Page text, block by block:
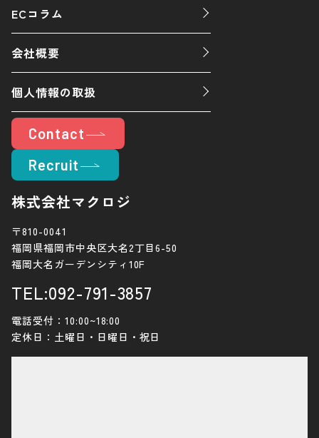
ECコラム
会社概要
個人情報の取扱
Contact
Recruit
株式会社マクロジ
〒810-0041
福岡県福岡市中央区大名2丁目6-50
福岡大名ガーデンシティ10F
TEL:092-791-3857
電話受付：10:00~18:00
定休日：土曜日・日曜日・祝日